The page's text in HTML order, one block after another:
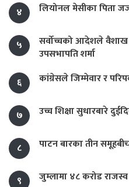
४
लियोनल मेसीका पिता
५
सर्वोच्चको आदेशले
उपसभापति शर्मा
६
कांग्रेसले जिम्मेवार र
७ उच्च शिक्षा सुधारबारे
८ पाटन बारका तीन समूहबीच
९ जुम्लामा ४८ करोड